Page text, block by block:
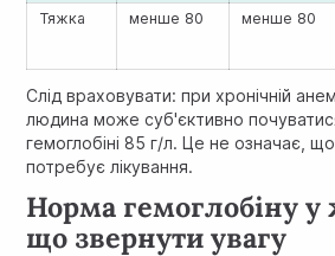
Тяжка
менше 80 менше 80
Слід враховувати: при хронічній
людина може суб'єктивно
гемоглобіні 85 г/л. Це не означає,
потребує лікування.
Норма гемоглобіну у
що звернути увагу